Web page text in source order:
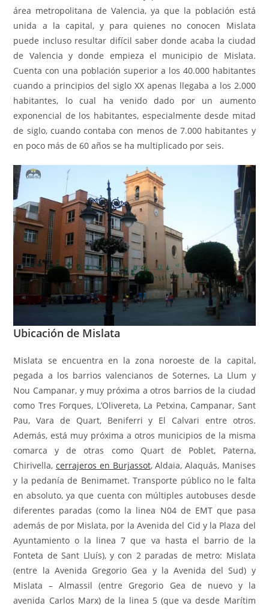
área metropolitana de Valencia, ya que la población está
unida a la capital, y para quienes no conocen Mislata
puede incluso resultar difícil saber donde acaba la ciudad
de Valencia y donde empieza el municipio de Mislata.
Cuenta con una población superior a los 40.000 habitantes
cuando a principios del siglo XX apenas llegaba a los 2.000
habitantes, lo cual ha venido dado por un aumento
exponencial de los habitantes, especialmente desde mitad
de siglo, cuando contaba con menos de 7.000 habitantes y
en poco más de 60 años se ha multiplicado por seis.
Ubicación de Mislata
Mislata se encuentra en la zona noroeste de la capital,
pegada a los barrios valencianos de Soternes, La Llum y
Nou Campanar, y muy próxima a otros barrios de la ciudad
como Tres Forques, L’Olivereta, La Petxina, Campanar, Sant
Pau, Vara de Quart, Beniferri y El Calvari entre otros.
Además, está muy próxima a otros municipios de la misma
comarca y de otras como Quart de Poblet, Paterna,
Chirivella,cerrajeros en Burjassot, Aldaia, Alaquás, Manises
y la pedanía de Benimamet. Transporte público no le falta
en absoluto, ya que cuenta con múltiples autobuses desde
diferentes paradas (como la linea N04 de EMT que pasa
además de por Mislata, por la Avenida del Cid y la Plaza del
Ayuntamiento o la linea 7 que va hasta el barrio de la
Fonteta de Sant Lluís), y con 2 paradas de metro: Mislata
(entre la Avenida Gregorio Gea y la Avenida del Sud) y
Mislata – Almassil (entre Gregorio Gea de nuevo y la
avenida Carlos Marx) de la linea 5 (que va desde Marítim